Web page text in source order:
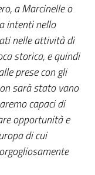
a Marcinelle o
intenti nello
nelle attività di
storica, e quindi
prese con gli
sarà stato vano
capaci di
opportunità e
di cui